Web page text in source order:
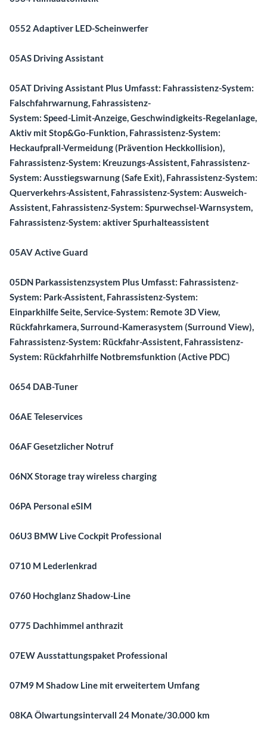
0552 Adaptiver LED-Scheinwerfer
05AS Driving Assistant
05AT Driving Assistant Plus Umfasst: Fahrassistenz-System:
Falschfahrwarnung, Fahrassistenz-
System: Speed-Limit-Anzeige, Geschwindigkeits-Regelanlage,
Aktiv mit Stop&Go-Funktion, Fahrassistenz-System:
Heckaufprall-Vermeidung (Prävention Heckkollision),
Fahrassistenz-System: Kreuzungs-Assistent, Fahrassistenz-
System: Ausstiegswarnung (Safe Exit), Fahrassistenz-System:
Querverkehrs-Assistent, Fahrassistenz-System: Ausweich-
Assistent, Fahrassistenz-System: Spurwechsel-Warnsystem,
Fahrassistenz-System: aktiver Spurhalteassistent
05AV Active Guard
05DN Parkassistenzsystem Plus Umfasst: Fahrassistenz-
System: Park-Assistent, Fahrassistenz-System:
Einparkhilfe Seite, Service-System: Remote 3D View,
Rückfahrkamera, Surround-Kamerasystem (Surround View),
Fahrassistenz-System: Rückfahr-Assistent, Fahrassistenz-
System: Rückfahrhilfe Notbremsfunktion (Active PDC)
0654 DAB-Tuner
06AE Teleservices
06AF Gesetzlicher Notruf
06NX Storage tray wireless charging
06PA Personal eSIM
06U3 BMW Live Cockpit Professional
0710 M Lederlenkrad
0760 Hochglanz Shadow-Line
0775 Dachhimmel anthrazit
07EW Ausstattungspaket Professional
07M9 M Shadow Line mit erweitertem Umfang
08KA Ölwartungsintervall 24 Monate/30.000 km